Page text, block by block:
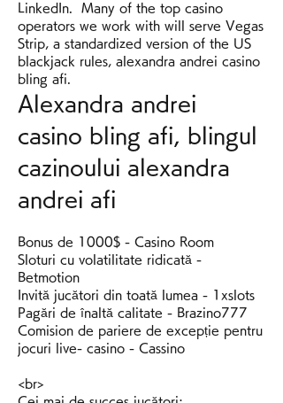
LinkedIn.  Many of the top casino
operators we work with will serve Vegas
Strip, a standardized version of the US
blackjack rules, alexandra andrei casino
bling afi.
Alexandra andrei
casino bling afi, blingul
cazinoului alexandra
andrei afi
Bonus de 1000$ - Casino Room
Sloturi cu volatilitate ridicată -
Betmotion
Invită jucători din toată lumea - 1xslots
Pagări de înaltă calitate - Brazino777
Comision de pariere de excepție pentru
jocuri live- casino - Cassino
<br>